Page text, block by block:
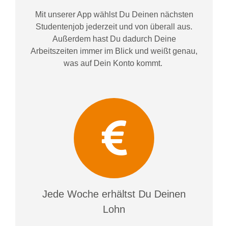
Mit unserer App wählst Du Deinen nächsten
Studentenjob jederzeit und von überall aus.
Außerdem hast Du dadurch Deine
Arbeitszeiten immer im Blick und weißtgenau,
was auf Dein Konto kommt.
Jede Woche erhältst Du Deinen
Lohn